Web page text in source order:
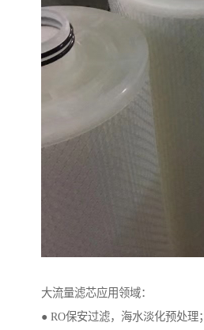
大流量滤芯应用领域：
● RO保安过滤，海水淡化预处理；